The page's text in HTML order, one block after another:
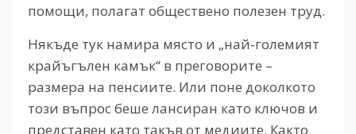
помощи, полагат обществено полезен труд.
Някъде тук намира място и „най-големият
крайъгълен камък“ в преговорите –
размера на пенсиите. Или поне доколкото
този въпрос беше лансиран като ключов и
представен като такъв от медиите. Както